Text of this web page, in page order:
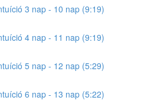
3 nap - 10 nap (9:19)
4 nap - 11 nap (9:19)
5 nap - 12 nap (5:29)
6 nap - 13 nap (5:22)